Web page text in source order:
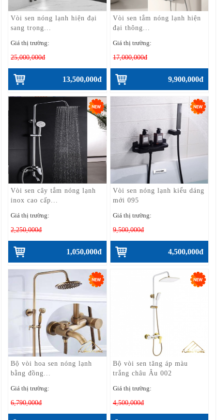
Vòi sen nóng lạnh hiện đại
sang trọng...
Giá thị trường:
25,000,000đ
13,500,000đ
Vòi sen tắm nóng lạnh hiện
đại thông...
Giá thị trường:
17,000,000đ
9,900,000đ
Vòi sen cây tắm nóng lạnh
inox cao cấp...
Giá thị trường:
2,250,000đ
1,050,000đ
Vòi sen nóng lạnh kiểu dáng
mới 095
Giá thị trường:
9,500,000đ
4,500,000đ
Bộ vòi hoa sen nóng lạnh
bằng đồng...
Giá thị trường:
6,790,000đ
Bộ vòi sen tăng áp màu
trắng châu Âu 002
Giá thị trường:
4,500,000đ